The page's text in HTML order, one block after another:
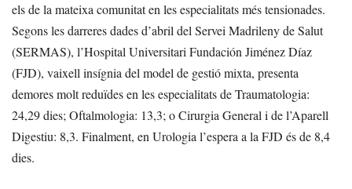
els de la mateixa comunitat en les especialitats més tensionades.
Segons les darreres dades d’abril del Servei Madrileny de Salut
(SERMAS), l’Hospital Universitari Fundación Jiménez Díaz
(FJD), vaixell insígnia del model de gestió mixta, presenta
demores molt reduïdes en les especialitats de Traumatologia:
24,29 dies; Oftalmologia: 13,3; o Cirurgia General i de l’Aparell
Digestiu: 8,3. Finalment, en Urologia l’espera a la FJD és de 8,4
dies.